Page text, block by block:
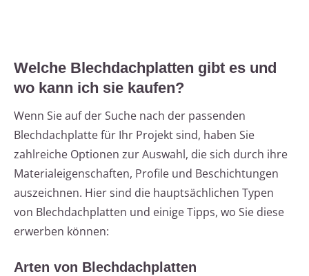
Welche Blechdachplatten gibt es und
wo kann ich sie kaufen?
Wenn Sie auf der Suche nach der passenden
Blechdachplatte für Ihr Projekt sind, haben Sie
zahlreiche Optionen zur Auswahl, die sich durch ihre
Materialeigenschaften, Profile und Beschichtungen
auszeichnen. Hier sind die hauptsächlichen Typen
von Blechdachplatten und einige Tipps, wo Sie diese
erwerben können:
Arten von Blechdachplatten